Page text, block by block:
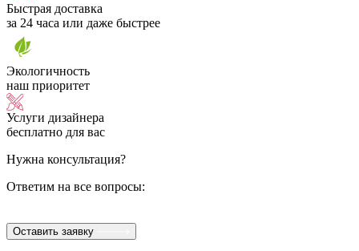
Быстрая доставка
за 24 часа или даже быстрее
Экологичность
наш приоритет
Услуги дизайнера
бесплатно для вас
Нужна консультация?
Ответим на все вопросы:
Оставить заявку